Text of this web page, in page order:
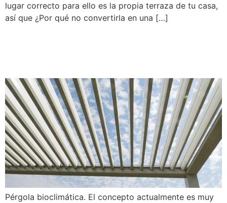
lugar correcto para ello es la propia terraza de tu casa,
así que ¿Por qué no convertirla en una […]
Pérgola bioclimática. El concepto actualmente es muy